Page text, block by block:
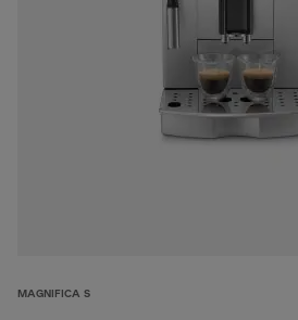
MAGNIFICA S